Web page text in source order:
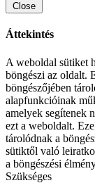
Close
Áttekintés
A weboldal sütiket
böngészi az oldalt.
böngészőjében
alapfunkcióinak
amelyek segítenek
ezt a weboldalt.
tárolódnak a
sütiktől való
a böngészési
Szükséges